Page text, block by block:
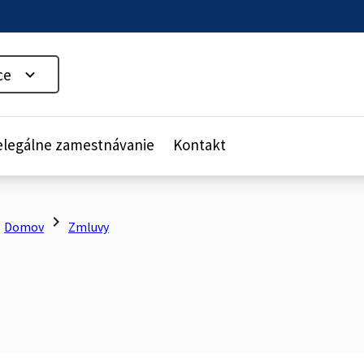
zamestnávanie Kontakt
Domov chevron_right Zmluvy